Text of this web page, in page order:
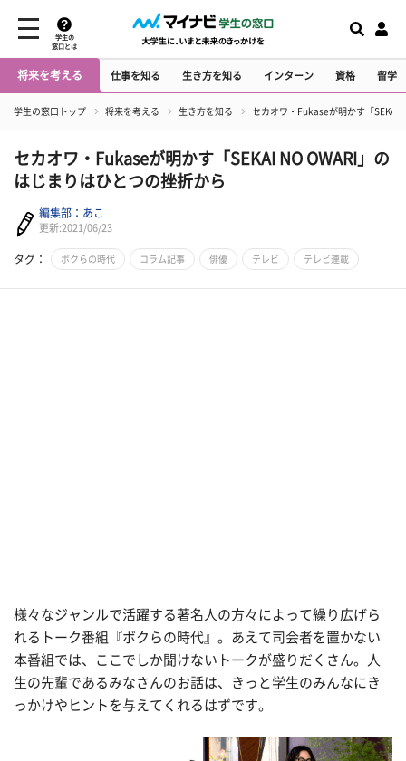
学生の
窓口とは
将来を考える 仕事を知る 生き方を知る インターン 資格 留学
学生の窓口トップ 将来を考える 生き方を知る セカオワ・Fukaseが明かす「SEKAI
セカオワ・Fukaseが明かす「SEKAI NO OWARI」の
はじまりはひとつの挫折から
編集部：あこ
更新:2021/06/23
タグ： ボクらの時代 コラム記事 俳優 テレビ テレビ連載
様々なジャンルで活躍する著名人の方々によって繰り広げら
れるトーク番組『ボクらの時代』。あえて司会者を置かない
本番組では、ここでしか聞けないトークが盛りだくさん。人
生の先輩であるみなさんのお話は、きっと学生のみんなにき
っかけやヒントを与えてくれるはずです。